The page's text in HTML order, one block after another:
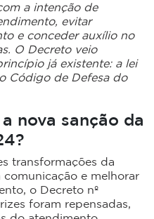
a intenção de
evitar
e conceder auxílio no
O Decreto veio
já existente: a lei
Código de Defesa do
nova sanção da
transformações da
e melhorar
o Decreto nº
foram repensadas,